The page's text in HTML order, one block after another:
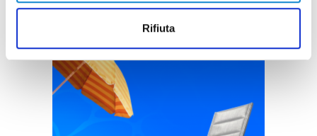
Rifiuta